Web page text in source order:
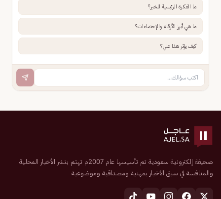
ما الفكرة الرئيسية للخبر؟
ما هي أبرز الأرقام والإحصاءات؟
كيف يؤثر هذا علي؟
صحيفة إلكترونية سعودية تم تأسيسها عام 2007م تهتم بنشر الأخبار المحلية
والمنافسة في سبق الأخبار بمهنية ومصداقية وموضوعية